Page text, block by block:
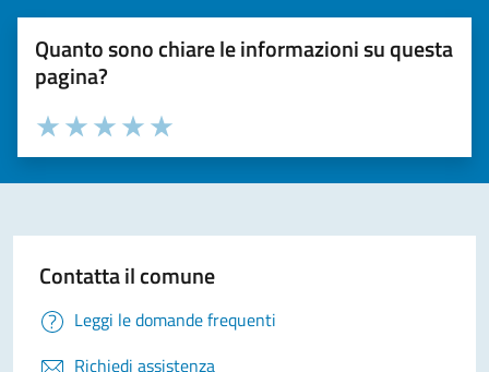
Quanto sono chiare le informazioni su questa
pagina?
Valuta la chiarezza delle informazioni (da 1 a 5 stelle)
Seleziona il numero di stelle per valutare la chiarezza delle
Valuta 5 stelle su 5
Valuta 4 stelle su 5
Valuta 3 stelle su 5
Valuta 2 stelle su 5
Valuta 1 stelle su 5
Contatta il comune
Leggi le domande frequenti
Richiedi assistenza